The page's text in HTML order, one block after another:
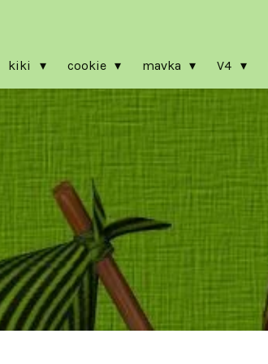
kiki cookie mavka V4